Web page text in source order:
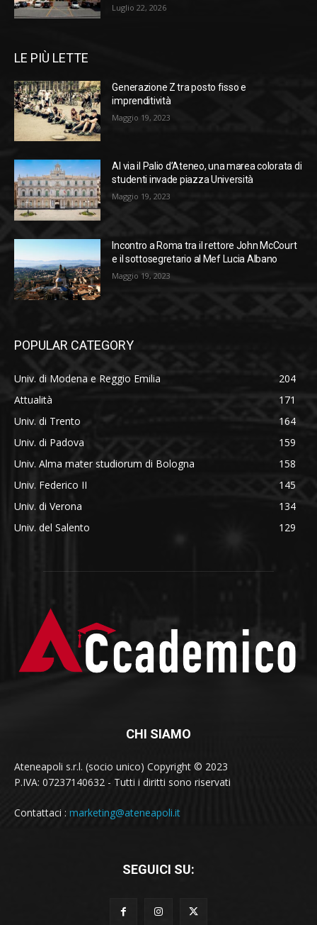
Luglio 22, 2026
LE PIÙ LETTE
Generazione Z tra posto fisso e
imprenditività
Maggio 19, 2023
Al via il Palio d’Ateneo, una marea colorata di
studenti invade piazza Università
Maggio 19, 2023
Incontro a Roma tra il rettore John McCourt
e il sottosegretario al Mef Lucia Albano
Maggio 19, 2023
POPULAR CATEGORY
Univ. di Modena e Reggio Emilia
204
Attualità
171
Univ. di Trento
164
Univ. di Padova
159
Univ. Alma mater studiorum di Bologna
158
Univ. Federico II
145
Univ. di Verona
134
Univ. del Salento
129
CHI SIAMO
Ateneapoli s.r.l. (socio unico) Copyright © 2023
P.IVA: 07237140632 - Tutti i diritti sono riservati
Contattaci : marketing@ateneapoli.it
SEGUICI SU: